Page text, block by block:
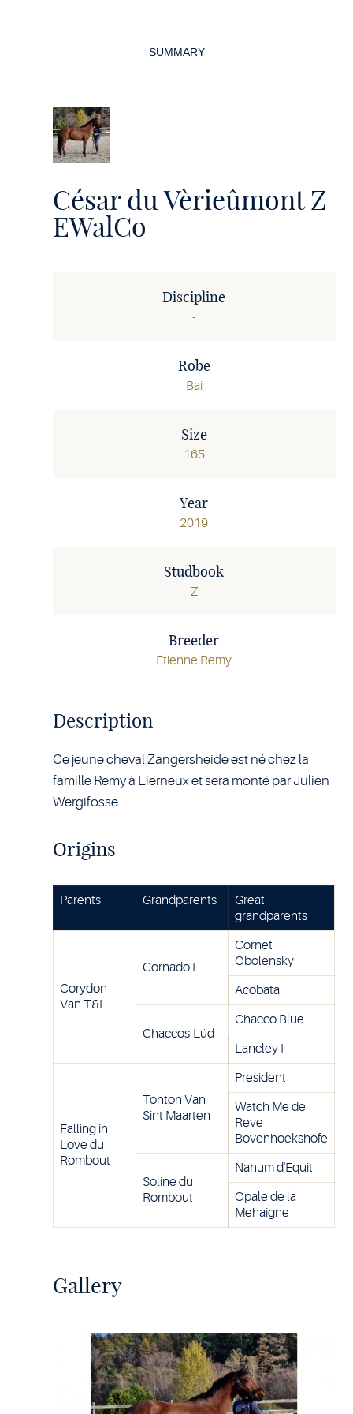
César du Vèrieûmont Z
EWalCo
Discipline
-
Robe
Bai
Size
165
Year
2019
Studbook
Z
Breeder
Etienne Remy
Description
Ce jeune cheval Zangersheide est né chez la
famille Remy à Lierneux et sera monté par Julien
Wergifosse
Origins
Parents Grandparents
Great
grandparents
Corydon
Van T&L
Cornado I
Cornet
Obolensky
Acobata
Chaccos-Lüd
Chacco Blue
Lancley I
Falling in
Love du
Rombout
Tonton Van
Sint Maarten
President
Watch Me de
Reve
Bovenhoekshofe
Soline du
Rombout
Nahum d'Equit
Opale de la
Mehaigne
Gallery
SUMMARY